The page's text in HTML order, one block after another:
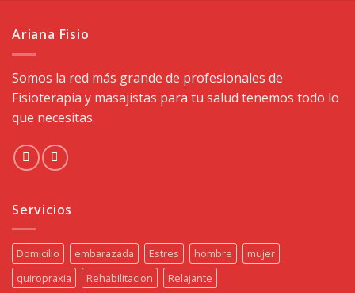
Ariana Fisio
Somos la red más grande de profesionales de
Fisioterapia y masajistas para tu salud tenemos todo lo
que necesitas.
Servicios
Domicilio embarazada Estres hombre
mujer
quiropraxia
Rehabilitacion Relajante